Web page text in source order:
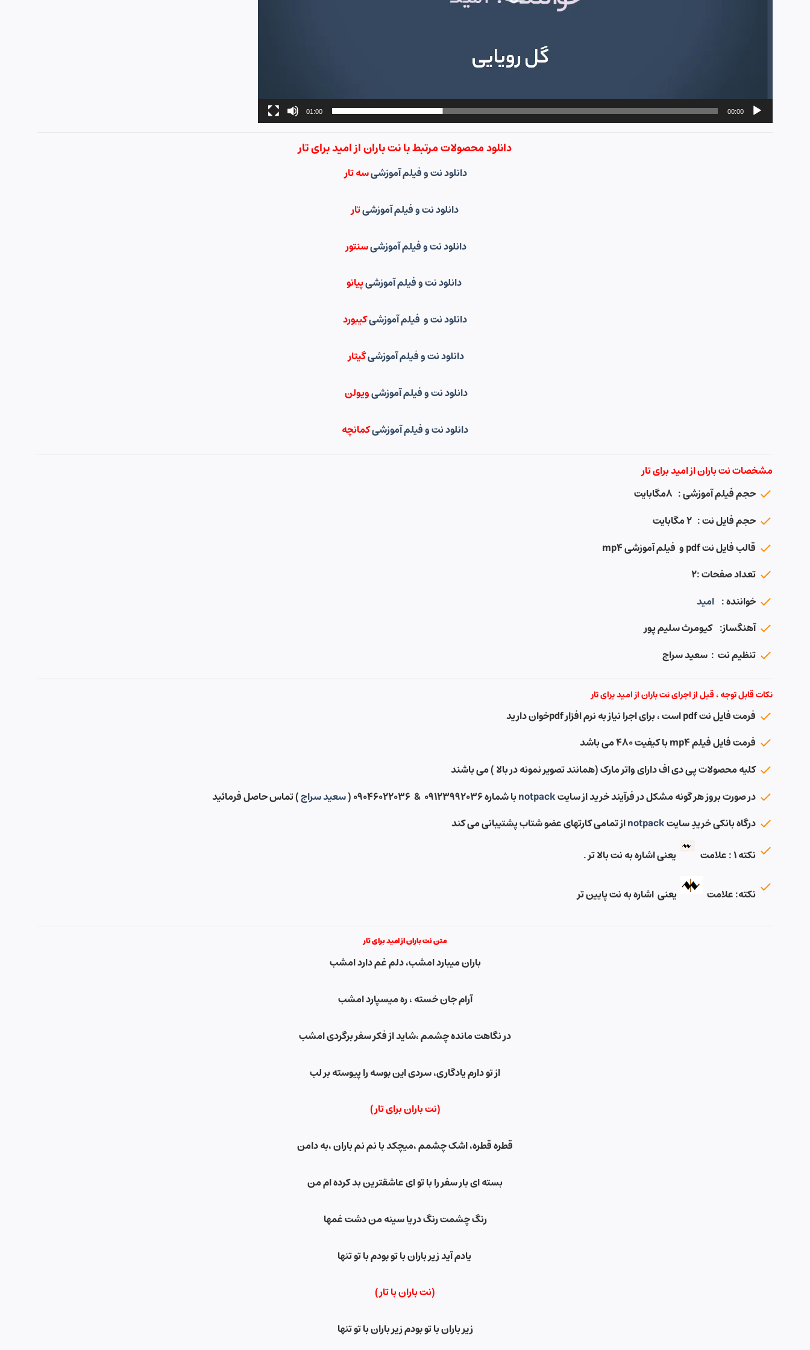
00:00
01:00
دانلود محصولات مرتبط با نت باران از امید برای تار
دانلود نت و فیلم آموزشیسه تار
دانلود نت و فیلم آموزشیتار
دانلود نت و فیلم آموزشیسنتور
دانلود نت و فیلم آموزشیپیانو
دانلود نت و فیلم آموزشیکیبورد
دانلود نت و فیلم آموزشیگیتار
دانلود نت و فیلم آموزشیویولن
دانلود نت و فیلم آموزشیکمانچه
مشخصات نت باران از امید برای تار
حجم فیلم آموزشی : ۸مگابایت
حجم فایل نت : ۲ مگابایت
قالب فایل نت pdf و فیلم آموزشی mp4
تعداد صفحات :۲
خواننده : امید
آهنگساز: کیومرث سلیم پور
تنظیم نت : سعید سراج
نکات قابل توجه ، قبل از اجرای نت باران از امید برای تار
فرمت فایل نت pdf است ، برای اجرا نیاز به نرم افزار pdfخوان دارید
فرمت فایل فیلم mp4 با کیفیت ۴۸۰ می باشد
کلیه محصولات پی دی اف دارای واتر مارک (همانند تصویر نمونه در بالا ) می باشند
در صورت بروز هر گونه مشکل در فرآیند خرید از سایتnotpackبا شماره ۰۹۱۲۳۹۹۲۰۳۶ & ۰۹۰۴۶۰۲۲۰۳۶ ( سعید سراج) تماس حاصل فرمائید
درگاه بانکی خریدِ سایتnotpackاز تمامی کارتهای عضو شتاب پشتیبانی می کند
نکته ۱ : علامت
یعنی اشاره به نت بالا تر .
نکته: علامت یعنی اشاره به نت پایین تر
متن نت باران از امید برای تار
باران میبارد امشب، دلم غم دارد امشب
آرام جان خسته ، ره میسپارد امشب
در نگاهت مانده چشمم ،شاید از فکر سفر برگردی امشب
از تو دارم یادگاری، سردی این بوسه را پیوسته بر لب
(نت باران برای تار)
قطره قطره، اشک چشمم ،میچکد با نم نم باران ،به دامن
بسته ای بار سفر را با تو ای عاشقترین بد کرده ام من
رنگ چشمت رنگ دریا سینه من دشت غمها
یادم آید زیر باران با تو بودم با تو تنها
(نتبارانبا تار)
زیر باران با تو بودم زیر باران با تو تنها